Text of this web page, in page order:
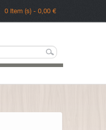
0 Item (s) - 0,00 €